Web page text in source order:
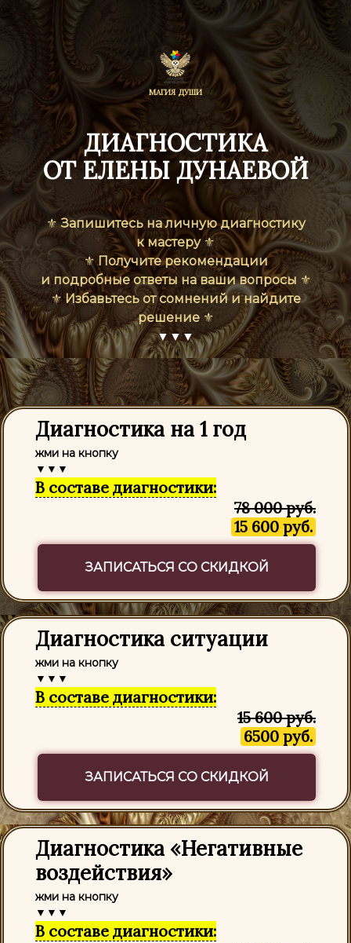
МАГИЯ ДУШИ
ДИАГНОСТИКА
ОТ ЕЛЕНЫ ДУНАЕВОЙ
⚜Запишитесь на личную диагностику
к мастеру⚜
⚜Получите рекомендации
и подробные ответы на ваши вопросы ⚜
⚜Избавьтесь от сомнений и найдите
решение ⚜
▼▼▼
Диагностика на 1 год
жми на кнопку
▼▼▼
В составе диагностики:
78 000 руб.
15 600 руб.
ЗАПИСАТЬСЯ СО СКИДКОЙ
Диагностика ситуации
жми на кнопку
▼▼▼
В составе диагностики:
15 600 руб.
6500 руб.
ЗАПИСАТЬСЯ СО СКИДКОЙ
Диагностика «Негативные
воздействия»
жми на кнопку
▼▼▼
В составе диагностики: